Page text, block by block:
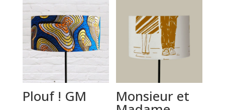
Plouf ! GM Monsieur et